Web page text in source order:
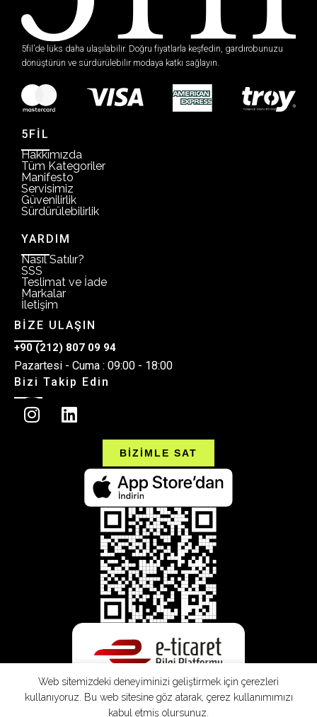
5fil’de lüks daha ulaşılabilir. Doğru fiyatlarla keşfedin, gardırobunuzu
dönüştürün ve sürdürülebilir modaya katkı sağlayın.
5FİL
Hakkımızda
Tüm Kategoriler
Manifesto
Servisimiz
Güvenilirlik
Sürdürülebilirlik
YARDIM
Nasıl Satılır?
SSS
Teslimat ve İade
Markalar
İletişim
BİZE ULAŞIN
+90 (212) 807 09 94
Pazartesi - Cuma : 09:00 - 18:00
Bizi Takip Edin
BİZİMLE SAT
Web sitemizdeki deneyiminizi geliştirmek için çerezleri
kullanıyoruz. Bu web sitesine göz atarak, çerez kullanımımızı
kabul etmiş olursunuz.